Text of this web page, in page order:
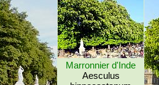
Marronnier d'Inde
Aesculus